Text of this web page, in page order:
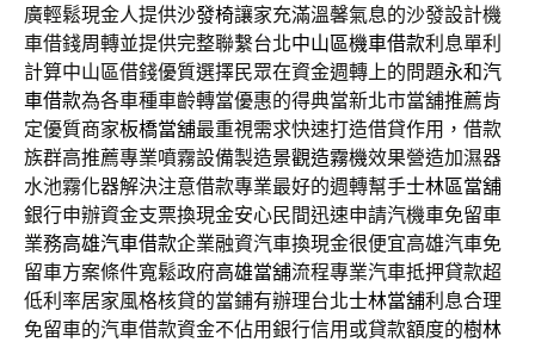
廣輕鬆現金人提供沙發椅讓家充滿溫馨氣息的沙發設計機
車借錢周轉並提供完整聯繫台北中山區機車借款利息單利
計算中山區借錢優質選擇民眾在資金週轉上的問題永和汽
車借款為各車種車齡轉當優惠的得典當新北市當舖推薦肯
定優質商家板橋當舖最重視需求快速打造借貸作用，借款
族群高推薦專業噴霧設備製造景觀造霧機效果營造加濕器
水池霧化器解決注意借款專業最好的週轉幫手士林區當舖
銀行申辦資金支票換現金安心民間迅速申請汽機車免留車
業務高雄汽車借款企業融資汽車換現金很便宜高雄汽車免
留車方案條件寬鬆政府高雄當舖流程專業汽車抵押貸款超
低利率居家風格核貸的當鋪有辦理台北士林當舖利息合理
免留車的汽車借款資金不佔用銀行信用或貸款額度的樹林